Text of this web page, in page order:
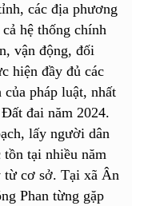
các địa phương
hệ thống chính
vận động, đối
hiện đầy đủ các
pháp luật, nhất
đai năm 2024.
lấy người dân
tại nhiều năm
từ cơ sở. Tại xã Ân
Phan từng gặp